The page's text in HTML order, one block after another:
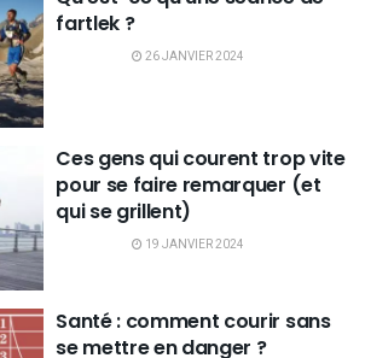
fartlek ?
26 JANVIER 2024
Ces gens qui courent trop vite
pour se faire remarquer (et
qui se grillent)
19 JANVIER 2024
Santé : comment courir sans
se mettre en danger ?